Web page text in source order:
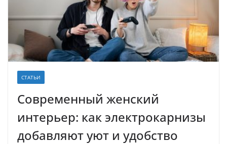
СТАТЬИ
Современный женский
интерьер: как электрокарнизы
добавляют уют и удобство